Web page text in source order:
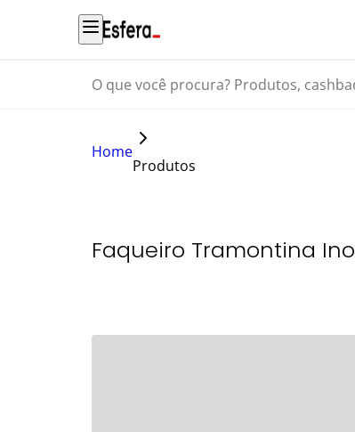
O que você procura? Produtos, cashback,
Home
Produtos
Faqueiro Tramontina